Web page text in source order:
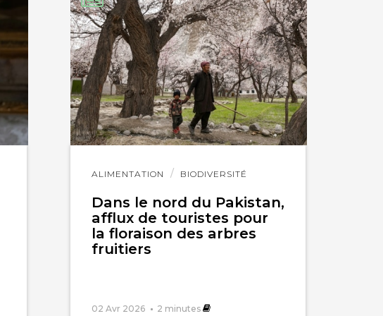
ALIMENTATION BIODIVERSITÉ
Dans le nord du Pakistan,
afflux de touristes pour
la floraison des arbres
fruitiers
02 Avr 2026 2 minutes
Lire